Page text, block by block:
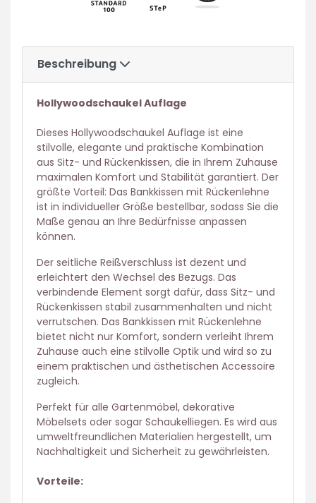
Beschreibung
Hollywoodschaukel Auflage
Dieses Hollywoodschaukel Auflage ist eine
stilvolle, elegante und praktische Kombination
aus Sitz- und Rückenkissen, die in Ihrem Zuhause
maximalen Komfort und Stabilität garantiert. Der
größte Vorteil: Das Bankkissen mit Rückenlehne
ist in individueller Größe bestellbar, sodass Sie die
Maße genau an Ihre Bedürfnisse anpassen
können.
Der seitliche Reißverschluss ist dezent und
erleichtert den Wechsel des Bezugs. Das
verbindende Element sorgt dafür, dass Sitz- und
Rückenkissen stabil zusammenhalten und nicht
verrutschen. Das Bankkissen mit Rückenlehne
bietet nicht nur Komfort, sondern verleiht Ihrem
Zuhause auch eine stilvolle Optik und wird so zu
einem praktischen und ästhetischen Accessoire
zugleich.
Perfekt für alle Gartenmöbel, dekorative
Möbelsets oder sogar Schaukelliegen. Es wird aus
umweltfreundlichen Materialien hergestellt, um
Nachhaltigkeit und Sicherheit zu gewährleisten.
Vorteile: